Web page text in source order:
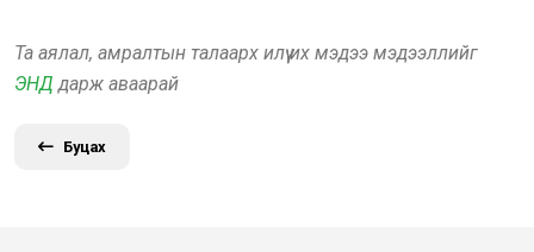
Та аялал, амралтын талаарх илүү их мэдээ мэдээллийг
ЭНД дарж аваарай
Буцах